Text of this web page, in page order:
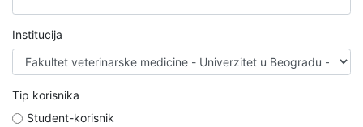
Institucija
Tip korisnika
Student-korisnik